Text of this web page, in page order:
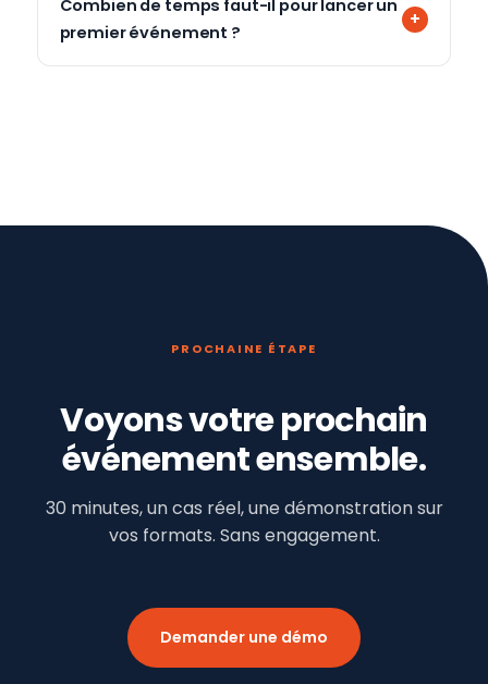
Combien de temps faut-il pour lancer un
premier événement ?
PROCHAINE ÉTAPE
Voyons votre prochain
événement ensemble.
30 minutes, un cas réel, une démonstration sur
vos formats. Sans engagement.
Demander une démo